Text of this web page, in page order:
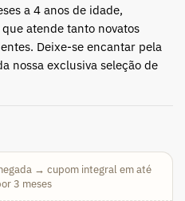
a 4 anos de idade,
atende tanto novatos
Deixe-se encantar pela
nossa exclusiva seleção de
→ cupom integral em até
3 meses